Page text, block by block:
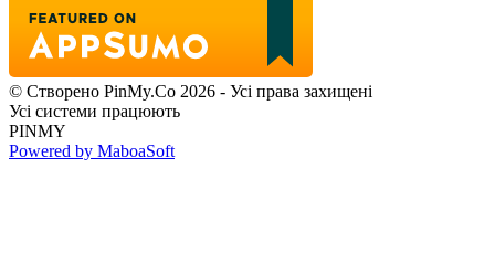
© Створено PinMy.Co 2026 - Усі права захищені
Усі системи працюють
PINMY
Powered by MaboaSoft